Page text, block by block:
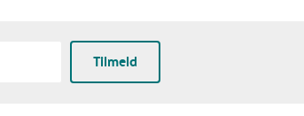
Tilmeld